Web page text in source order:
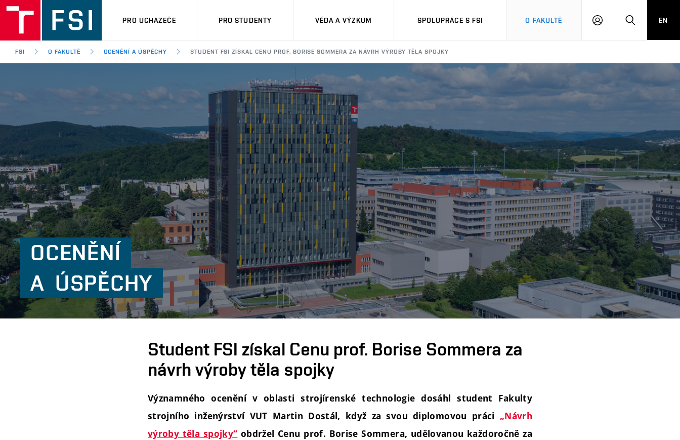
PRO UCHAZEČE PRO STUDENTY VĚDA A VÝZKUM SPOLUPRÁCE S FSI O FAKULTĚ
PŘIHLÁŠENÍHLEDAT
EN
FSI O FAKULTĚ OCENĚNÍ A ÚSPĚCHY STUDENT FSI ZÍSKAL CENU PROF. BORISE SOMMERA ZA NÁVRH VÝROBY TĚLA SPOJKY
OCENĚNÍ
A ÚSPĚCHY
Student FSI získal Cenu prof. Borise Sommera za
návrh výroby těla spojky
Významného ocenění v oblasti strojírenské technologie dosáhl student Fakulty
strojního inženýrství VUT Martin Dostál, když za svou diplomovou práci „Návrh
výroby těla spojky“ obdržel Cenu prof. Borise Sommera, udělovanou každoročně za